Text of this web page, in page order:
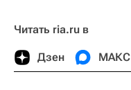
Читать ria.ru в
Дзен МАКС